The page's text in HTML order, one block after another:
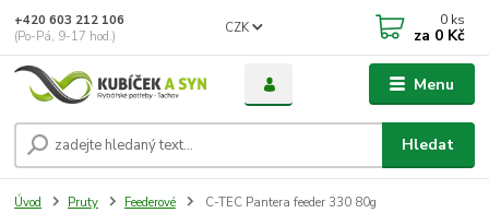
Menu
CZK
Hledat
+420 603 212 106
(Po-Pá, 9-17 hod.)
0 ks
za 0 Kč
Úvod Pruty Feederové C-TEC Pantera feeder 330 80g